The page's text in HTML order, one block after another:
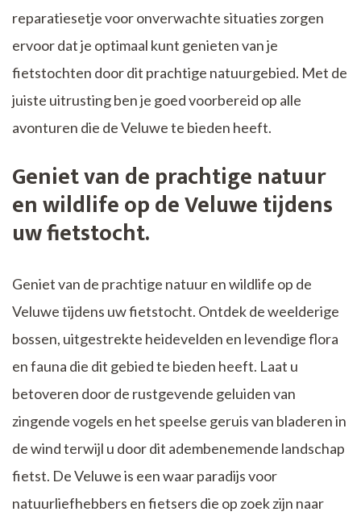
reparatiesetje voor onverwachte situaties zorgen
ervoor dat je optimaal kunt genieten van je
fietstochten door dit prachtige natuurgebied. Met de
juiste uitrusting ben je goed voorbereid op alle
avonturen die de Veluwe te bieden heeft.
Geniet van de prachtige natuur
en wildlife op de Veluwe tijdens
uw fietstocht.
Geniet van de prachtige natuur en wildlife op de
Veluwe tijdens uw fietstocht. Ontdek de weelderige
bossen, uitgestrekte heidevelden en levendige flora
en fauna die dit gebied te bieden heeft. Laat u
betoveren door de rustgevende geluiden van
zingende vogels en het speelse geruis van bladeren in
de wind terwijl u door dit adembenemende landschap
fietst. De Veluwe is een waar paradijs voor
natuurliefhebbers en fietsers die op zoek zijn naar